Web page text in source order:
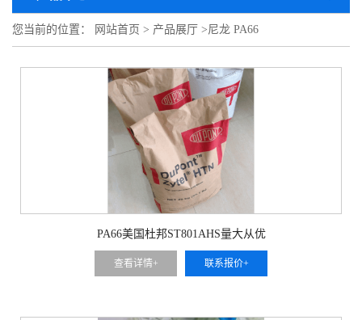
您当前的位置： 网站首页 > 产品展厅 >尼龙 PA66
PA66美国杜邦ST801AHS量大从优
查看详情+ 联系报价+